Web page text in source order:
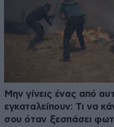
Μην γίνεις ένας από
εγκαταλείπουν: Τι να
σου όταν ξεσπάσει